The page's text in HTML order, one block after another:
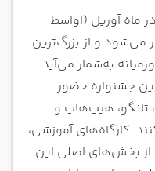
ماه آوریل (اواسط
می‌شود و از بزرگ‌ترین
به‌شمار می‌آید.
جشنواره حضور
تانگو، هیپ‌هاپ و
کارگاه‌های آموزشی،
بخش‌های اصلی این